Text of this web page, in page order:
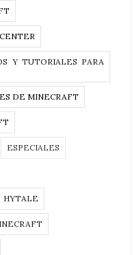
Y TUTORIALES PARA
DE MINECRAFT
ESPECIALES
HYTALE